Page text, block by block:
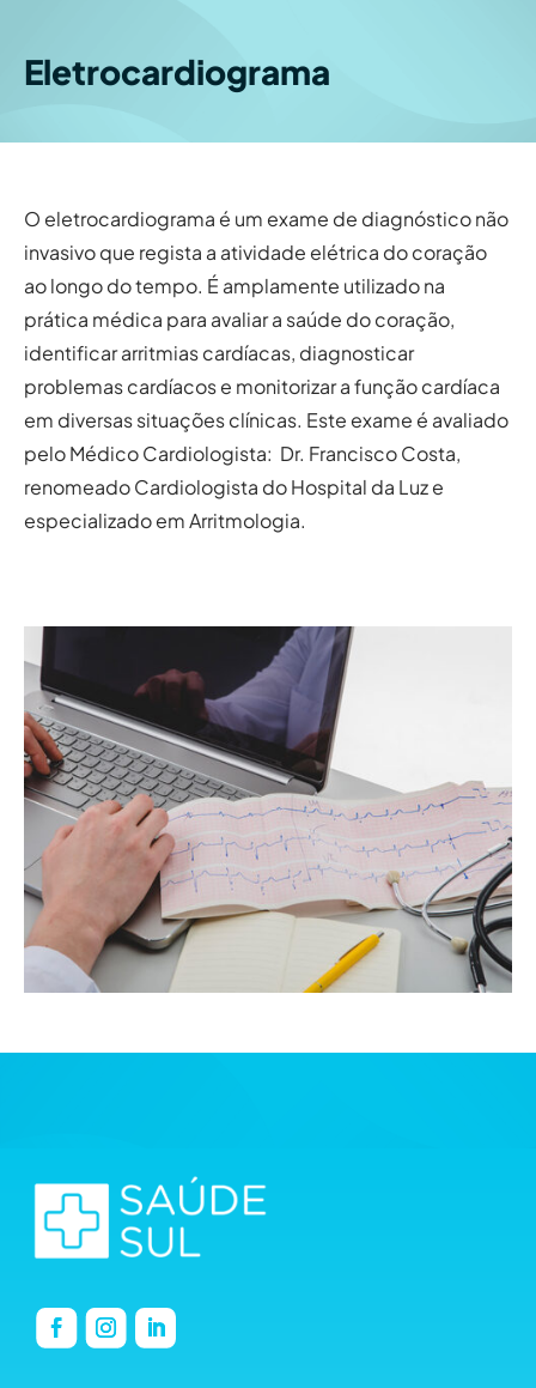
Eletrocardiograma
O eletrocardiograma é um exame de diagnóstico não
invasivo que regista a atividade elétrica do coração
ao longo do tempo. É amplamente utilizado na
prática médica para avaliar a saúde do coração,
identificar arritmias cardíacas, diagnosticar
problemas cardíacos e monitorizar a função cardíaca
em diversas situações clínicas. Este exame é avaliado
pelo Médico Cardiologista: Dr. Francisco Costa,
renomeado Cardiologista do Hospital da Luz e
especializado em Arritmologia.